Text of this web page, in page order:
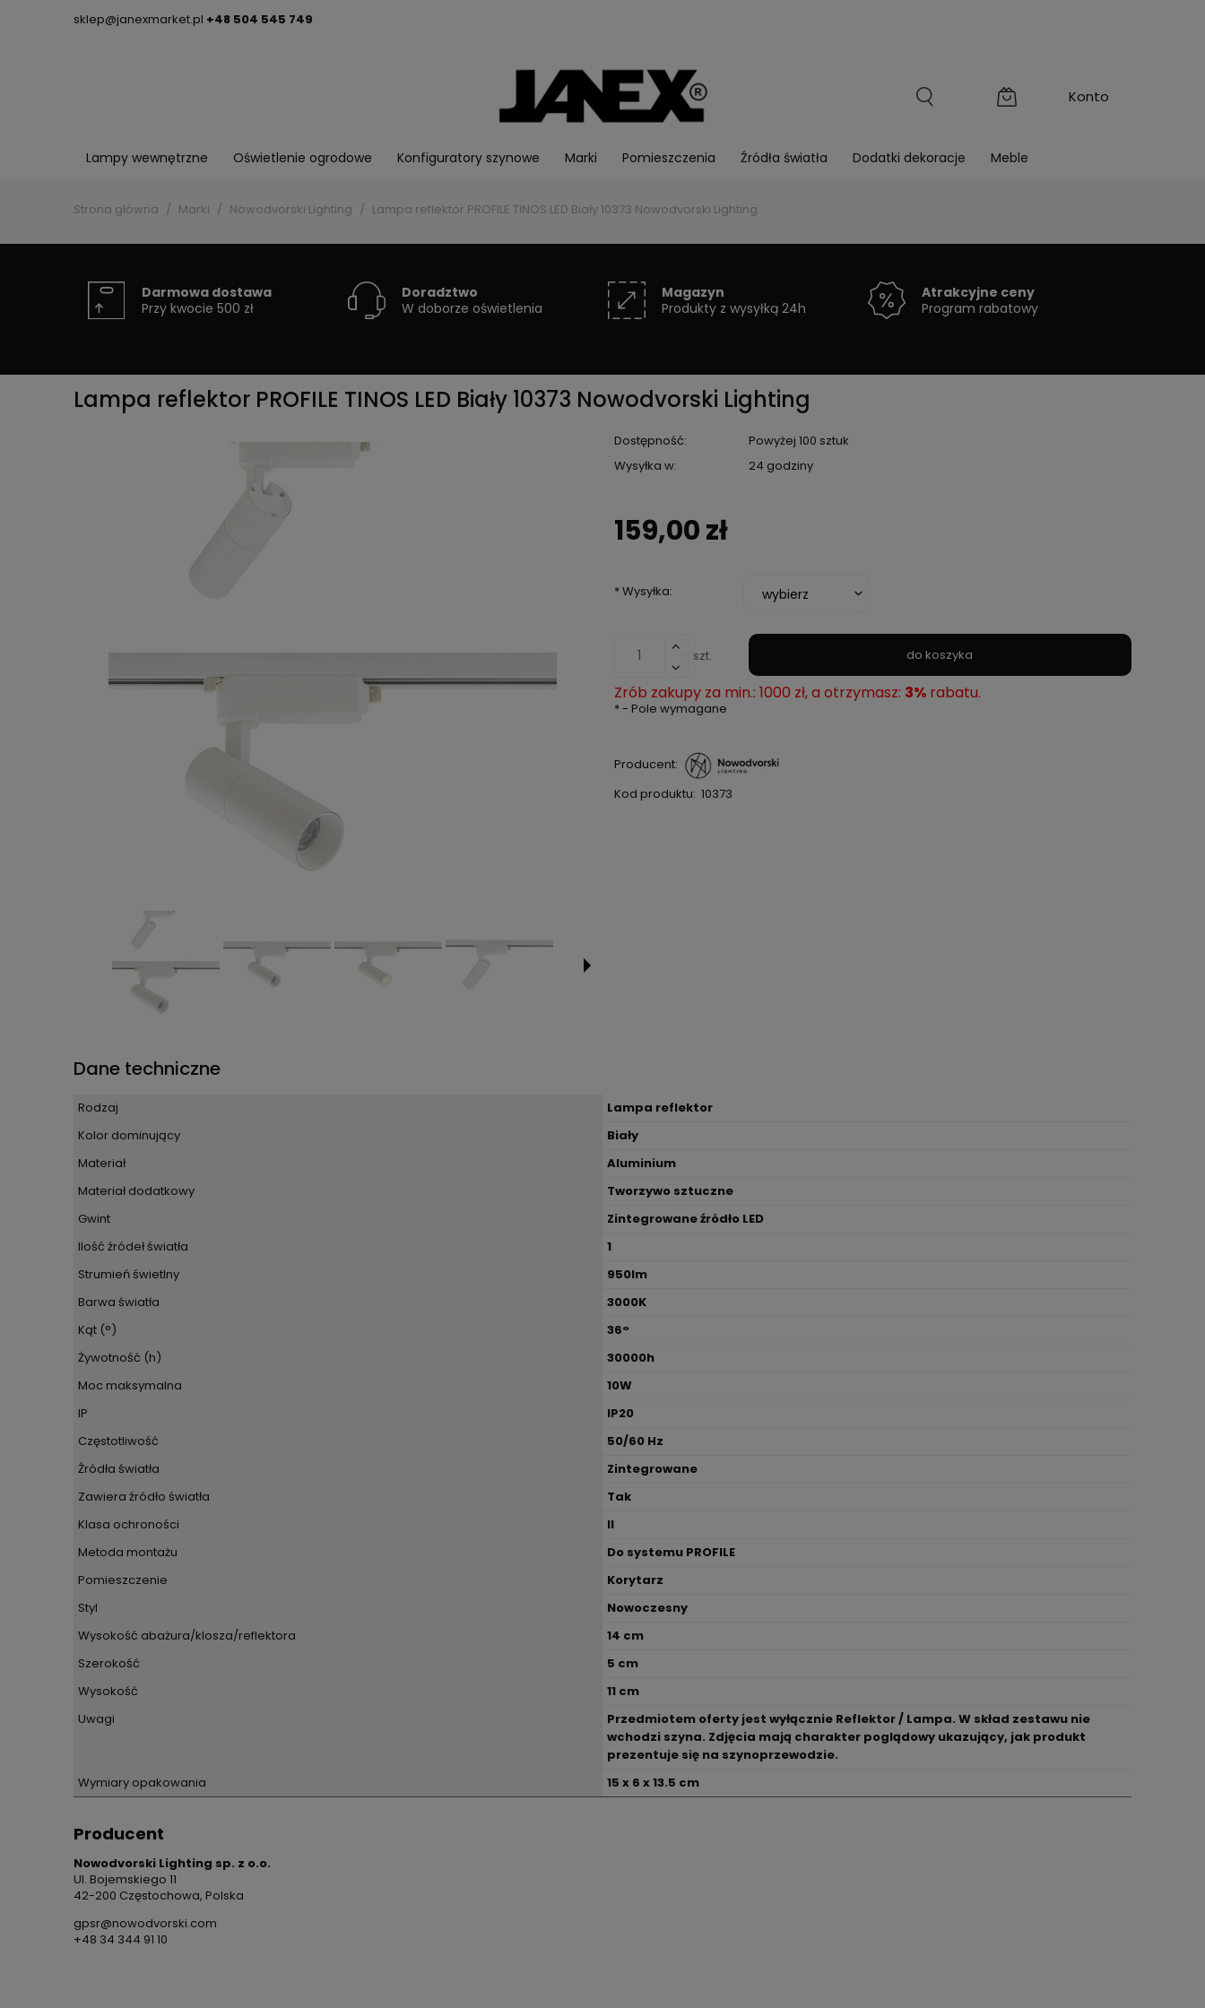
sklep@janexmarket.pl +48 504 545 749
Lampy wewnętrzne Oświetlenie ogrodowe Konfiguratory szynowe Marki Pomieszczenia Źródła światła Dodatki dekoracje Meble
Strona główna Marki Nowodvorski Lighting Lampa reflektor PROFILE TINOS LED Biały 10373 Nowodvorski Lighting
Darmowa dostawa
Przy kwocie 500 zł
Doradztwo
W doborze oświetlenia
Magazyn
Produkty z wysyłką 24h
Atrakcyjne ceny
Program rabatowy
Lampa reflektor PROFILE TINOS LED Biały 10373 Nowodvorski Lighting
Dostępność:
Powyżej 100 sztuk
Wysyłka w:
24 godziny
159,00 zł
*Wysyłka:
szt. do koszyka
Zrób zakupy za min.: 1000 zł, a otrzymasz: 3%rabatu.
*- Pole wymagane
Producent:
Kod produktu: 10373
Dane techniczne
Rodzaj
Lampa reflektor
Kolor dominujący
Biały
Materiał
Aluminium
Materiał dodatkowy
Tworzywo sztuczne
Gwint
Zintegrowane źródło LED
Ilość źródeł światła
1
Strumień świetlny
950lm
Barwa światła
3000K
Kąt (°)
36°
Żywotność (h)
30000h
Moc maksymalna
10W
IP
IP20
Częstotliwość
50/60 Hz
Źródła światła
Zintegrowane
Zawiera źródło światła
Tak
Klasa ochroności
II
Metoda montażu
Do systemu PROFILE
Pomieszczenie
Korytarz
Styl
Nowoczesny
Wysokość abażura/klosza/reflektora
14 cm
Szerokość
5 cm
Wysokość
11 cm
Uwagi
Przedmiotem oferty jest wyłącznie Reflektor / Lampa. W skład zestawu nie
wchodzi szyna. Zdjęcia mają charakter poglądowy ukazujący, jak produkt
prezentuje się na szynoprzewodzie.
Wymiary opakowania
15 x 6 x 13.5 cm
Producent
Nowodvorski Lighting sp. z o.o.
Ul. Bojemskiego 11
42-200 Częstochowa, Polska
gpsr@nowodvorski.com
+48 34 344 91 10